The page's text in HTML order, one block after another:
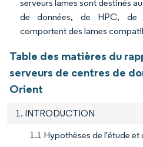
serveurs lames sont destinés
de données, de HPC, de
comportent des lames
Table des matières du
serveurs de centres de
Orient
1. INTRODUCTION
1.1 Hypothèses de l'étude